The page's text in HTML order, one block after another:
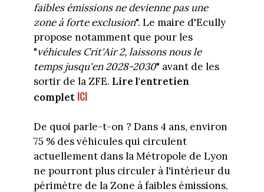
faibles émissions ne devienne pas une
zone à forte exclusion". Le maire d'Ecully
propose notamment que pour les
"véhicules Crit'Air 2, laissons nous le
temps jusqu'en 2028-2030" avant de les
sortir de la ZFE. Lire l'entretien
complet ICI
De quoi parle-t-on ? Dans 4 ans, environ
75 % des véhicules qui circulent
actuellement dans la Métropole de Lyon
ne pourront plus circuler à l'intérieur du
périmètre de la Zone à faibles émissions,